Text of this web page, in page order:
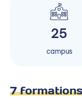
25
campus
7